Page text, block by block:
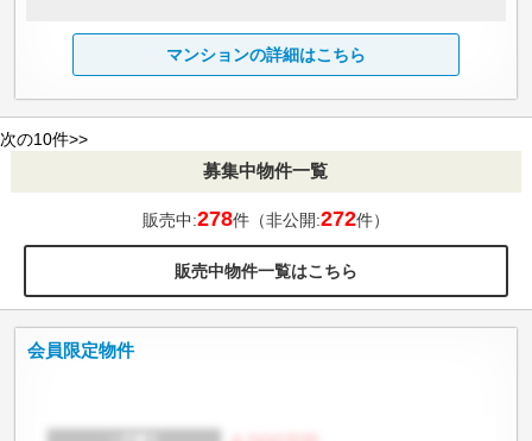
マンションの詳細はこちら
次の10件>>
募集中物件一覧
販売中:278件（非公開:272件）
販売中物件一覧はこちら
会員限定物件